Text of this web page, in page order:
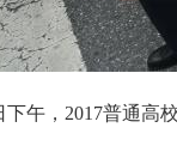
，2017普通高校